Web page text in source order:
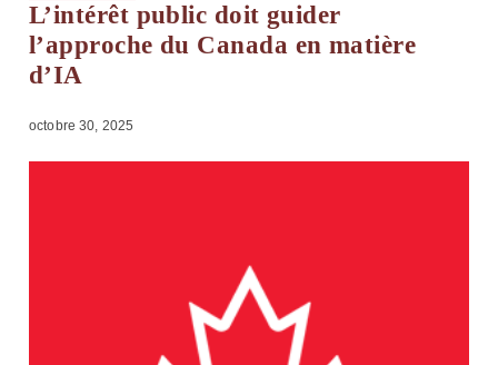
L’intérêt public doit guider
l’approche du Canada en matière
d’IA
octobre 30, 2025